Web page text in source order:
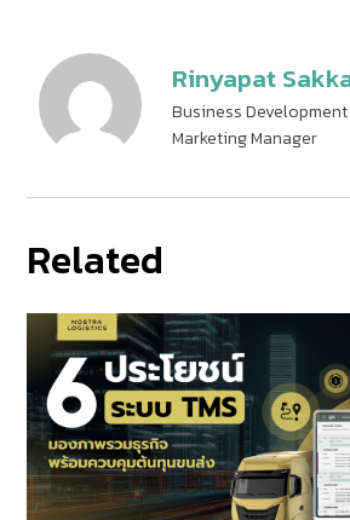
Rinyapat
Business
Marketing Manager
Related